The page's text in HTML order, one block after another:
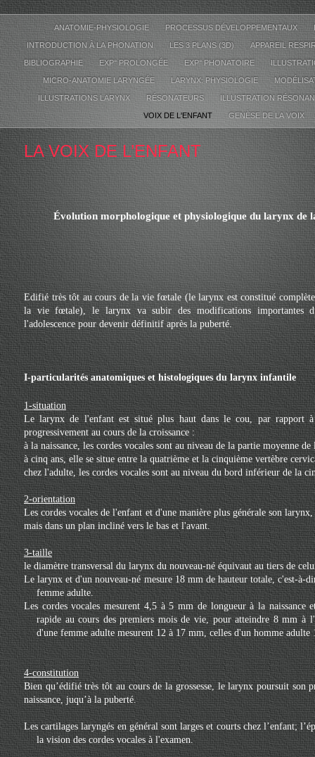
ANATOMIE-PHYSIOLOGIE PROCESSUS DÉVELOPPEMENTAUX
INTRODUCTION À LA PHONATION LES 3 PLANS (3D) APPAREIL
BIBLIOGRAPHIE EXP° PROLONGÉE EXP° PHONATOIRE
MICRO-ANATOMIE LARYNGÉE LARYNX: PHYSIOLOGIE
ILLUSTRATIONS LARYNX RÉSONATEURS ILLUSTRATION
VOIX DE L'ENFANT GENÈSE DE LA VOIX
LA VOIX DE L’ENFANT
Évolution morphologique et physiologique du larynx de
Edifié très tôt au cours de la vie fœtale (le larynx est constitué
la vie fœtale), le larynx va subir des modifications importantes
l'adolescence pour devenir définitif après la puberté.
I-particularités anatomiques et histologiques du larynx infantile
1-situation
Le larynx de l'enfant est situé plus haut dans le cou, par rapport à
progressivement au cours de la croissance :
à la naissance, les cordes vocales sont au niveau de la partie moyenne
à cinq ans, elle se situe entre la quatrième et la cinquième vertèbre
chez l'adulte, les cordes vocales sont au niveau du bord inférieur de la
2-orientation
Les cordes vocales de l'enfant et d'une manière plus générale son
mais dans un plan incliné vers le bas et l'avant.
3-taille
le diamètre transversal du larynx du nouveau-né équivaut au tiers de
Le larynx et d'un nouveau-né mesure 18 mm de hauteur totale, c'est-à-
femme adulte.
Les cordes vocales mesurent 4,5 à 5 mm de longueur à la naissance
rapide au cours des premiers mois de vie, pour atteindre 8 mm à
d'une femme adulte mesurent 12 à 17 mm, celles d'un homme adulte
4-constitution
Bien qu’édifié très tôt au cours de la grossesse, le larynx poursuit son
naissance, juqu’à la puberté.
Les cartilages laryngés en général sont larges et courts chez l’enfant;
la vision des cordes vocales à l'examen.